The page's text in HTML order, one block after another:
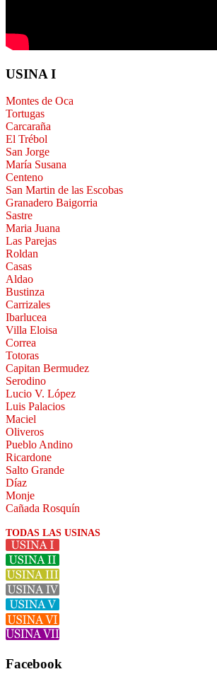
USINA I
Montes de Oca
Tortugas
Carcaraña
El Trébol
San Jorge
María Susana
Centeno
San Martin de las Escobas
Granadero Baigorria
Sastre
Maria Juana
Las Parejas
Roldan
Casas
Aldao
Bustinza
Carrizales
Ibarlucea
Villa Eloisa
Correa
Totoras
Capitan Bermudez
Serodino
Lucio V. López
Luis Palacios
Maciel
Oliveros
Pueblo Andino
Ricardone
Salto Grande
Díaz
Monje
Cañada Rosquín
TODAS LAS USINAS
Facebook